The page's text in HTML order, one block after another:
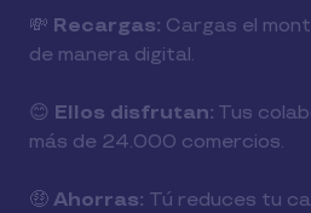
💸 Recargas: Cargas el
de manera digital.
😊 Ellos disfrutan: Tus
más de 24.000 comercios.
🤑 Ahorras: Tú reduces tu